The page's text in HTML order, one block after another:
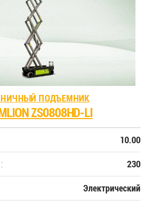
ПОДЪЕМНИК
ZS0808HD-LI
10.00
230
Электрический